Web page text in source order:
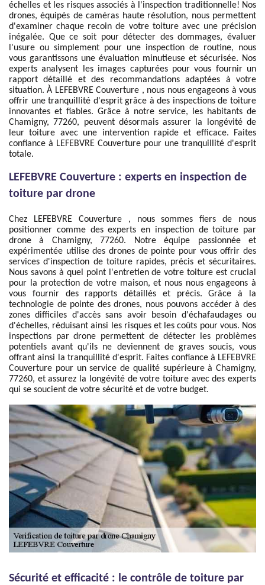
échelles et les risques associés à l'inspection traditionnelle! Nos
drones, équipés de caméras haute résolution, nous permettent
d'examiner chaque recoin de votre toiture avec une précision
inégalée. Que ce soit pour détecter des dommages, évaluer
l'usure ou simplement pour une inspection de routine, nous
vous garantissons une évaluation minutieuse et sécurisée. Nos
experts analysent les images capturées pour vous fournir un
rapport détaillé et des recommandations adaptées à votre
situation. À LEFEBVRE Couverture , nous nous engageons à vous
offrir une tranquillité d'esprit grâce à des inspections de toiture
innovantes et fiables. Grâce à notre service, les habitants de
Chamigny, 77260, peuvent désormais assurer la longévité de
leur toiture avec une intervention rapide et efficace. Faites
confiance à LEFEBVRE Couverture pour une tranquillité d'esprit
totale.
LEFEBVRE Couverture : experts en inspection de
toiture par drone
Chez LEFEBVRE Couverture , nous sommes fiers de nous
positionner comme des experts en inspection de toiture par
drone à Chamigny, 77260. Notre équipe passionnée et
expérimentée utilise des drones de pointe pour vous offrir des
services d'inspection de toiture rapides, précis et sécuritaires.
Nous savons à quel point l'entretien de votre toiture est crucial
pour la protection de votre maison, et nous nous engageons à
vous fournir des rapports détaillés et précis. Grâce à la
technologie de pointe des drones, nous pouvons accéder à des
zones difficiles d'accès sans avoir besoin d'échafaudages ou
d'échelles, réduisant ainsi les risques et les coûts pour vous. Nos
inspections par drone permettent de détecter les problèmes
potentiels avant qu'ils ne deviennent de graves soucis, vous
offrant ainsi la tranquillité d'esprit. Faites confiance à LEFEBVRE
Couverture pour un service de qualité supérieure à Chamigny,
77260, et assurez la longévité de votre toiture avec des experts
qui se soucient de votre sécurité et de votre budget.
Sécurité et efficacité : le contrôle de toiture par